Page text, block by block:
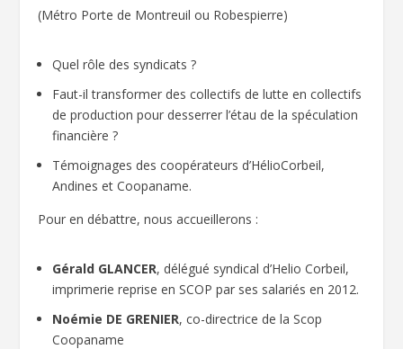
(Métro Porte de Montreuil ou Robespierre)
Quel rôle des syndicats ?
Faut-il transformer des collectifs de lutte en collectifs
de production pour desserrer l’étau de la spéculation
financière ?
Témoignages des coopérateurs d’HélioCorbeil,
Andines et Coopaname.
Pour en débattre, nous accueillerons :
Gérald GLANCER, délégué syndical d’Helio Corbeil,
imprimerie reprise en SCOP par ses salariés en 2012.
Noémie DE GRENIER, co-directrice de la Scop
Coopaname